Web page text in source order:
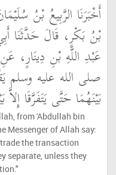
أَخْبَرَنَا الرَّبِيعُ بْنُ
بْنُ بَكْرٍ، قَالَ حَدَّثَنَا
عَبْدِ اللَّهِ بْنِ دِينَارٍ،
صلى الله عليه وسلم
بَيْنَهُمَا حَتَّى يَتَفَرَّقَا
from 'Abdullah bin
Messenger of Allah say:
the transaction
separate, unless they